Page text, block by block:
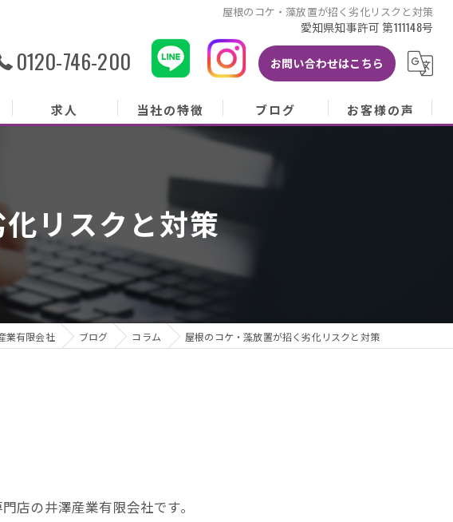
屋根のコケ・藻放置が招く劣化リスクと対策
愛知県知事許可 第111148号
0120-746-200 お問い合わせはこちら
求人 当社の特徴
外壁
塗り替え
雨樋
修理
ブログ
ブログ
コラム
お客様の声
リスクと対策
業有限会社 ブログ コラム 屋根のコケ・藻放置が招く劣化リスクと対策
店の井澤産業有限会社です。